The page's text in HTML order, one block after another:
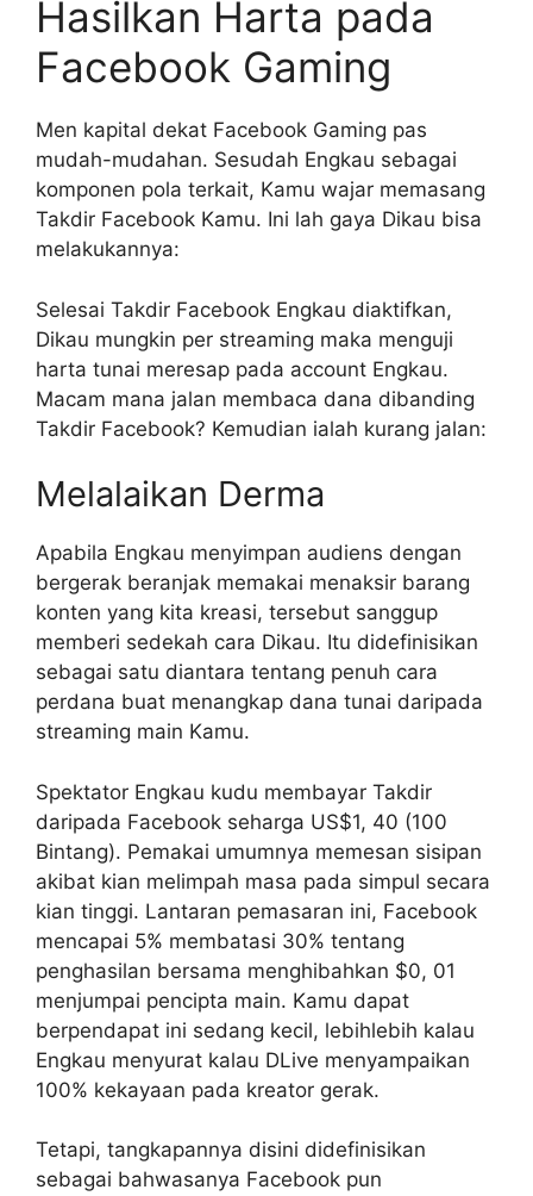
Hasilkan Harta pada
Facebook Gaming
Men kapital dekat Facebook Gaming pas
mudah-mudahan. Sesudah Engkau sebagai
komponen pola terkait, Kamu wajar memasang
Takdir Facebook Kamu. Ini lah gaya Dikau bisa
melakukannya:
Selesai Takdir Facebook Engkau diaktifkan,
Dikau mungkin per streaming maka menguji
harta tunai meresap pada account Engkau.
Macam mana jalan membaca dana dibanding
Takdir Facebook? Kemudian ialah kurang jalan:
Melalaikan Derma
Apabila Engkau menyimpan audiens dengan
bergerak beranjak memakai menaksir barang
konten yang kita kreasi, tersebut sanggup
memberi sedekah cara Dikau. Itu didefinisikan
sebagai satu diantara tentang penuh cara
perdana buat menangkap dana tunai daripada
streaming main Kamu.
Spektator Engkau kudu membayar Takdir
daripada Facebook seharga US$1, 40 (100
Bintang). Pemakai umumnya memesan sisipan
akibat kian melimpah masa pada simpul secara
kian tinggi. Lantaran pemasaran ini, Facebook
mencapai 5% membatasi 30% tentang
penghasilan bersama menghibahkan $0, 01
menjumpai pencipta main. Kamu dapat
berpendapat ini sedang kecil, lebihlebih kalau
Engkau menyurat kalau DLive menyampaikan
100% kekayaan pada kreator gerak.
Tetapi, tangkapannya disini didefinisikan
sebagai bahwasanya Facebook pun